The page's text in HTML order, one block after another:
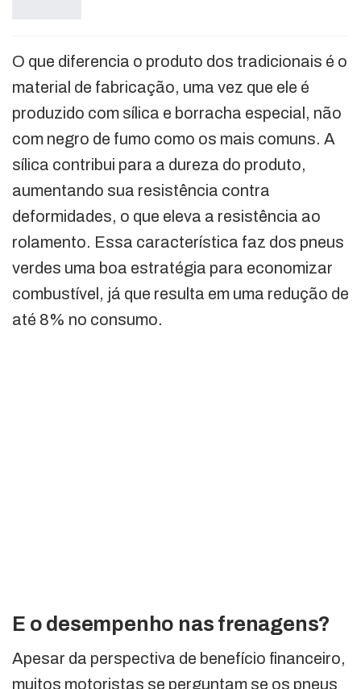
O que diferencia o produto dos tradicionais é o
material de fabricação, uma vez que ele é
produzido com sílica e borracha especial, não
com negro de fumo como os mais comuns. A
sílica contribui para a dureza do produto,
aumentando sua resistência contra
deformidades, o que eleva a resistência ao
rolamento. Essa característica faz dos pneus
verdes uma boa estratégia para economizar
combustível, já que resulta em uma redução de
até 8% no consumo.
E o desempenho nas frenagens?
Apesar da perspectiva de benefício financeiro,
muitos motoristas se perguntam se os pneus